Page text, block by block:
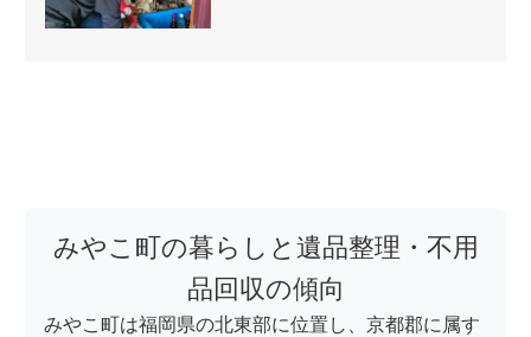
みやこ町の暮らしと遺品整理・不用
品回収の傾向
みやこ町は福岡県の北東部に位置し、京都郡に属す